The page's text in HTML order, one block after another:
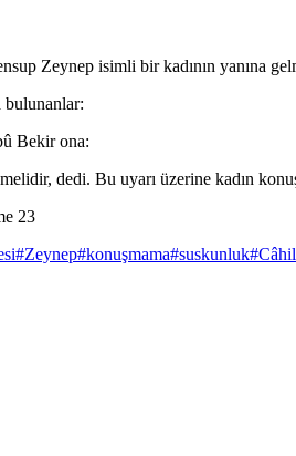
Zeynep isimli bir kadının yanına
bulunanlar:
Bekir ona:
dedi. Bu uyarı üzerine kadın
23
#Zeynep#konuşmama#suskunluk#